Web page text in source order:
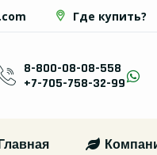
Где купить?
8-800-08-08-558
+7-705-758-32-99